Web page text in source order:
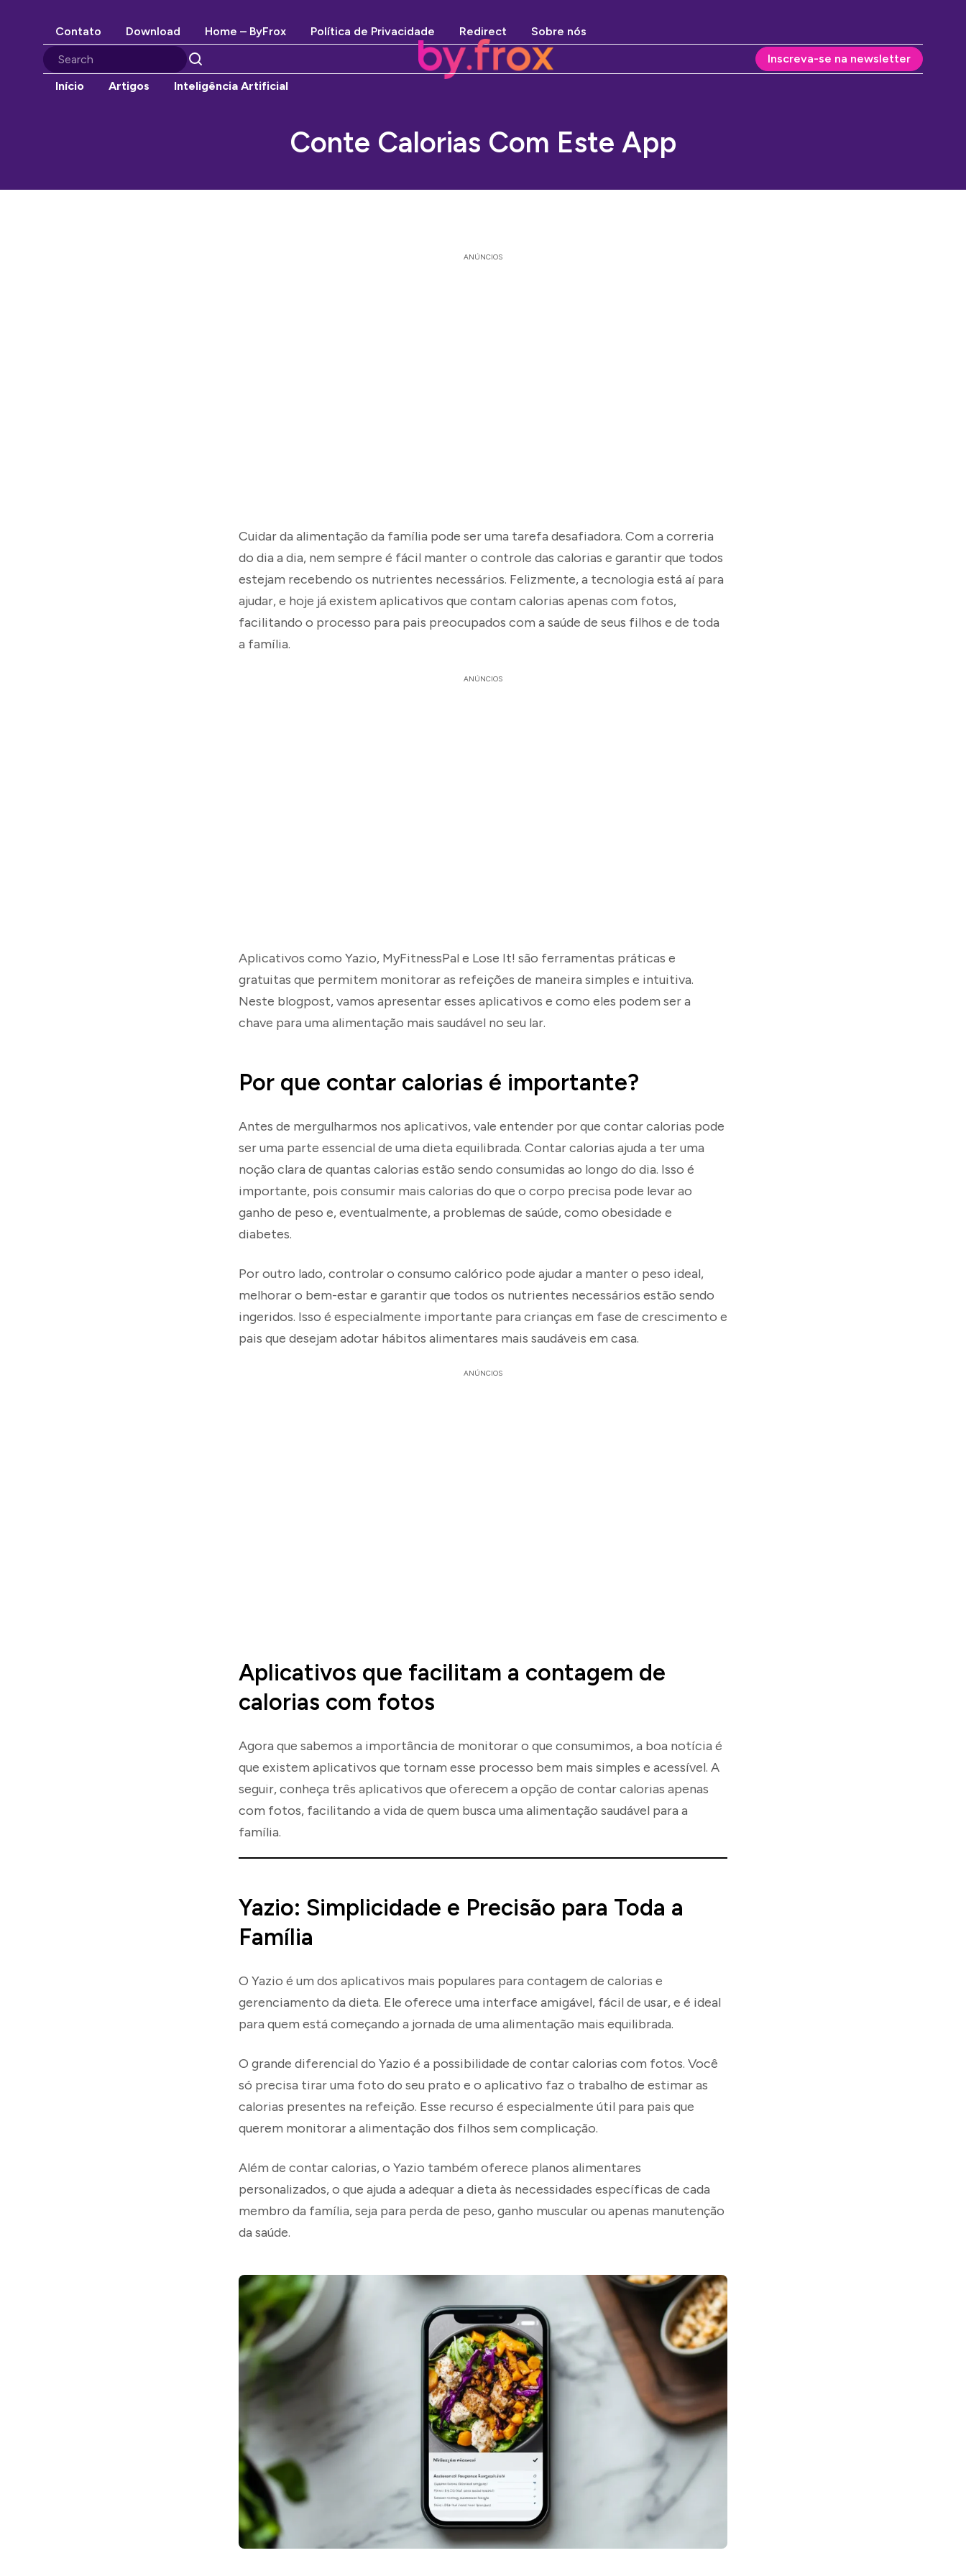
Contato Download Home – ByFrox Política de Privacidade Redirect
Sobre nós
Inscreva-se na newsletter
Início
Artigos Inteligência Artificial
Conte Calorias Com Este App
ANÚNCIOS
Cuidar da alimentação da família pode ser uma tarefa desafiadora. Com a correria
do dia a dia, nem sempre é fácil manter o controle das calorias e garantir que todos
estejam recebendo os nutrientes necessários. Felizmente, a tecnologia está aí para
ajudar, e hoje já existem aplicativos que contam calorias apenas com fotos,
facilitando o processo para pais preocupados com a saúde de seus filhos e de toda
a família.
ANÚNCIOS
Aplicativos como Yazio, MyFitnessPal e Lose It! são ferramentas práticas e
gratuitas que permitem monitorar as refeições de maneira simples e intuitiva.
Neste blogpost, vamos apresentar esses aplicativos e como eles podem ser a
chave para uma alimentação mais saudável no seu lar.
Por que contar calorias é importante?
Antes de mergulharmos nos aplicativos, vale entender por que contar calorias pode
ser uma parte essencial de uma dieta equilibrada. Contar calorias ajuda a ter uma
noção clara de quantas calorias estão sendo consumidas ao longo do dia. Isso é
importante, pois consumir mais calorias do que o corpo precisa pode levar ao
ganho de peso e, eventualmente, a problemas de saúde, como obesidade e
diabetes.
Por outro lado, controlar o consumo calórico pode ajudar a manter o peso ideal,
melhorar o bem-estar e garantir que todos os nutrientes necessários estão sendo
ingeridos. Isso é especialmente importante para crianças em fase de crescimento e
pais que desejam adotar hábitos alimentares mais saudáveis em casa.
ANÚNCIOS
Aplicativos que facilitam a contagem de
calorias com fotos
Agora que sabemos a importância de monitorar o que consumimos, a boa notícia é
que existem aplicativos que tornam esse processo bem mais simples e acessível. A
seguir, conheça três aplicativos que oferecem a opção de contar calorias apenas
com fotos, facilitando a vida de quem busca uma alimentação saudável para a
família.
Yazio: Simplicidade e Precisão para Toda a
Família
O Yazio é um dos aplicativos mais populares para contagem de calorias e
gerenciamento da dieta. Ele oferece uma interface amigável, fácil de usar, e é ideal
para quem está começando a jornada de uma alimentação mais equilibrada.
O grande diferencial do Yazio é a possibilidade de contar calorias com fotos. Você
só precisa tirar uma foto do seu prato e o aplicativo faz o trabalho de estimar as
calorias presentes na refeição. Esse recurso é especialmente útil para pais que
querem monitorar a alimentação dos filhos sem complicação.
Além de contar calorias, o Yazio também oferece planos alimentares
personalizados, o que ajuda a adequar a dieta às necessidades específicas de cada
membro da família, seja para perda de peso, ganho muscular ou apenas manutenção
da saúde.